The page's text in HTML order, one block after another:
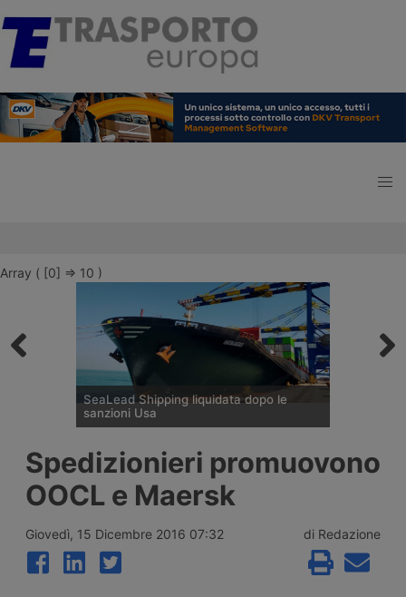
Array ( [0] => 10 )
SeaLead Shipping liquidata dopo le
sanzioni Usa
SeaLead Shipping ha presentato richiesta
di liquidazione volontaria dopo essere
stata colpita dalle sanzioni dirette del
Tesoro Usa di luglio 2026, terzo atto di
Mohammad Hossein Shamkhani, figlio del
consigliere di Khamenei ucciso a febbraio.
Aveva servizi anche nel Mediterraneo.
Spedizionieri promuovono
OOCL e Maersk
Giovedì, 15 Dicembre 2016 07:32 di Redazione